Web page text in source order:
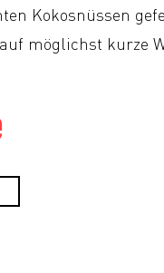
Kokosnüssen
möglichst kurze